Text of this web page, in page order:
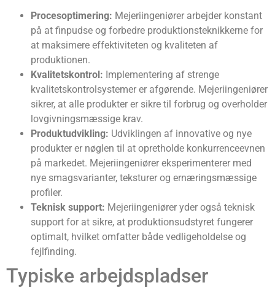
Procesoptimering: Mejeriingeniører arbejder konstant
på at finpudse og forbedre produktionsteknikkerne for
at maksimere effektiviteten og kvaliteten af
produktionen.
Kvalitetskontrol: Implementering af strenge
kvalitetskontrolsystemer er afgørende. Mejeriingeniører
sikrer, at alle produkter er sikre til forbrug og overholder
lovgivningsmæssige krav.
Produktudvikling: Udviklingen af innovative og nye
produkter er nøglen til at opretholde konkurrenceevnen
på markedet. Mejeriingeniører eksperimenterer med
nye smagsvarianter, teksturer og ernæringsmæssige
profiler.
Teknisk support: Mejeriingeniører yder også teknisk
support for at sikre, at produktionsudstyret fungerer
optimalt, hvilket omfatter både vedligeholdelse og
fejlfinding.
Typiske arbejdspladser